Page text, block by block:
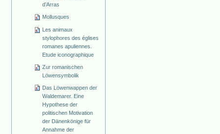
d’Arras
Mollusques
Les animaux
stylophores des églises
romanes apuliennes.
Etude iconographique
Zur romanischen
Löwensymbolik
Das Löwenwappen der
Waldemarer. Eine
Hypothese der
politischen Motivation
der Dänenkönige für
Annahme der